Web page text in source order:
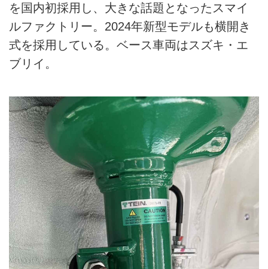
を国内初採用し、大きな話題となったスマイ
ルファクトリー。2024年新型モデルも横開き
式を採用している。ベース車両はスズキ・エ
ブリイ。